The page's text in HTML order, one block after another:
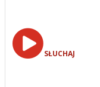
SŁUCHAJ